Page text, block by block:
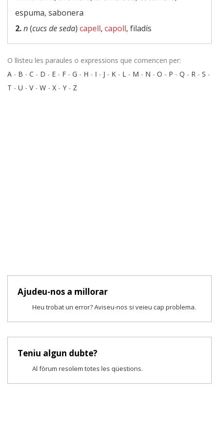
espuma, sabonera
2.n(cucs de seda) capell, capoll, filadís
O llisteu les paraules o expressions que comencen per:
A - B - C - D - E - F - G - H - I - J - K - L - M - N - O - P - Q - R - S -
T - U - V- W - X - Y - Z
Ajudeu-nos a millorar
Heu trobat un error? Aviseu-nos si veieu cap problema.
Teniu algun dubte?
Al fòrum resolem totes les qüestions.